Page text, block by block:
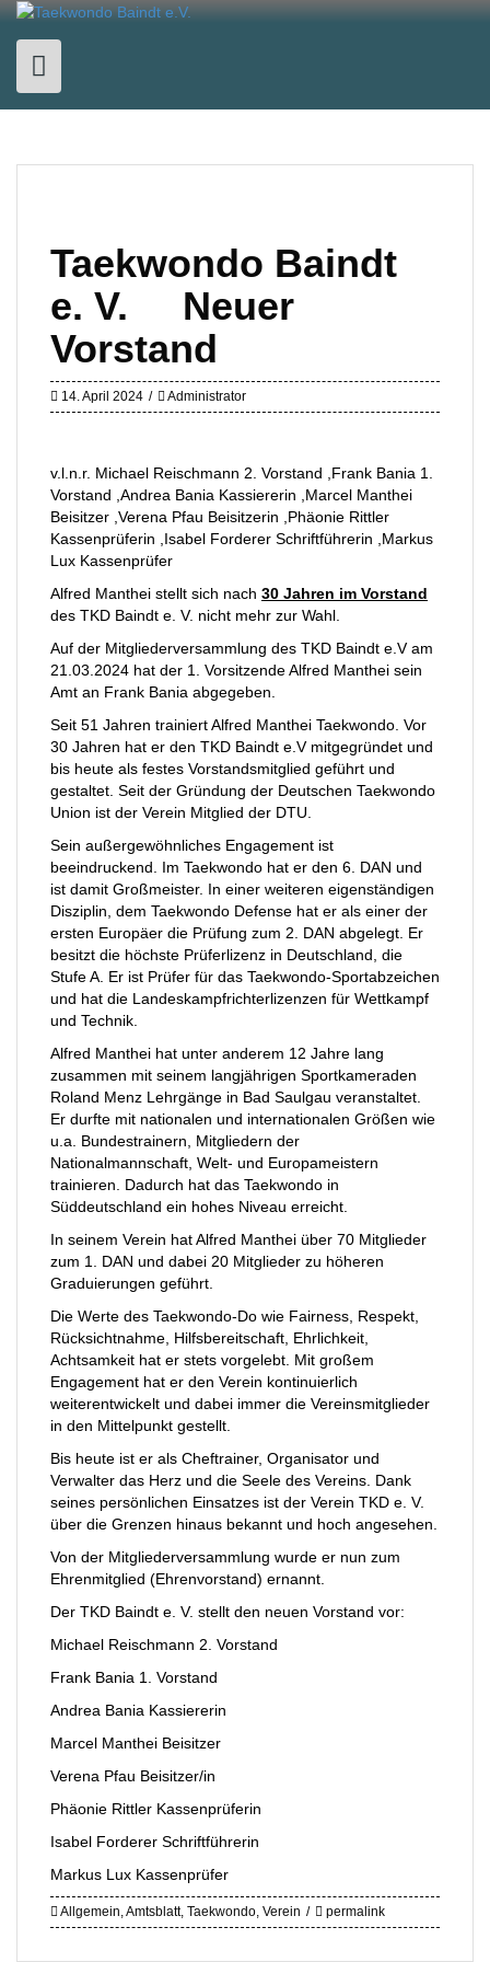
Skip
content
Taekwondo Baindt
e. V. Neuer
Vorstand
14. April 2024 Administrator
v.l.n.r. Michael Reischmann 2. Vorstand ,Frank Bania 1.
Vorstand ,Andrea Bania Kassiererin ,Marcel Manthei
Beisitzer ,Verena Pfau Beisitzerin ,Phäonie Rittler
Kassenprüferin ,Isabel Forderer Schriftführerin ,Markus
Lux Kassenprüfer
Alfred Manthei stellt sich nach 30 Jahren im Vorstand
des TKD Baindt e. V. nicht mehr zur Wahl.
Auf der Mitgliederversammlung des TKD Baindt e.V am
21.03.2024 hat der 1. Vorsitzende Alfred Manthei sein
Amt an Frank Bania abgegeben.
Seit 51 Jahren trainiert Alfred Manthei Taekwondo. Vor
30 Jahren hat er den TKD Baindt e.V mitgegründet und
bis heute als festes Vorstandsmitglied geführt und
gestaltet. Seit der Gründung der Deutschen Taekwondo
Union ist der Verein Mitglied der DTU.
Sein außergewöhnliches Engagement ist
beeindruckend. Im Taekwondo hat er den 6. DAN und
ist damit Großmeister. In einer weiteren eigenständigen
Disziplin, dem Taekwondo Defense hat er als einer der
ersten Europäer die Prüfung zum 2. DAN abgelegt. Er
besitzt die höchste Prüferlizenz in Deutschland, die
Stufe A. Er ist Prüfer für das Taekwondo-Sportabzeichen
und hat die Landeskampfrichterlizenzen für Wettkampf
und Technik.
Alfred Manthei hat unter anderem 12 Jahre lang
zusammen mit seinem langjährigen Sportkameraden
Roland Menz Lehrgänge in Bad Saulgau veranstaltet.
Er durfte mit nationalen und internationalen Größen wie
u.a. Bundestrainern, Mitgliedern der
Nationalmannschaft, Welt- und Europameistern
trainieren. Dadurch hat das Taekwondo in
Süddeutschland ein hohes Niveau erreicht.
In seinem Verein hat Alfred Manthei über 70 Mitglieder
zum 1. DAN und dabei 20 Mitglieder zu höheren
Graduierungen geführt.
Die Werte des Taekwondo-Do wie Fairness, Respekt,
Rücksichtnahme, Hilfsbereitschaft, Ehrlichkeit,
Achtsamkeit hat er stets vorgelebt. Mit großem
Engagement hat er den Verein kontinuierlich
weiterentwickelt und dabei immer die Vereinsmitglieder
in den Mittelpunkt gestellt.
Bis heute ist er als Cheftrainer, Organisator und
Verwalter das Herz und die Seele des Vereins. Dank
seines persönlichen Einsatzes ist der Verein TKD e. V.
über die Grenzen hinaus bekannt und hoch angesehen.
Von der Mitgliederversammlung wurde er nun zum
Ehrenmitglied (Ehrenvorstand) ernannt.
Der TKD Baindt e. V. stellt den neuen Vorstand vor:
Michael Reischmann 2. Vorstand
Frank Bania 1. Vorstand
Andrea Bania Kassiererin
Marcel Manthei Beisitzer
Verena Pfau Beisitzer/in
Phäonie Rittler Kassenprüferin
Isabel Forderer Schriftführerin
Markus Lux Kassenprüfer
Allgemein,Amtsblatt, Taekwondo, Verein permalink